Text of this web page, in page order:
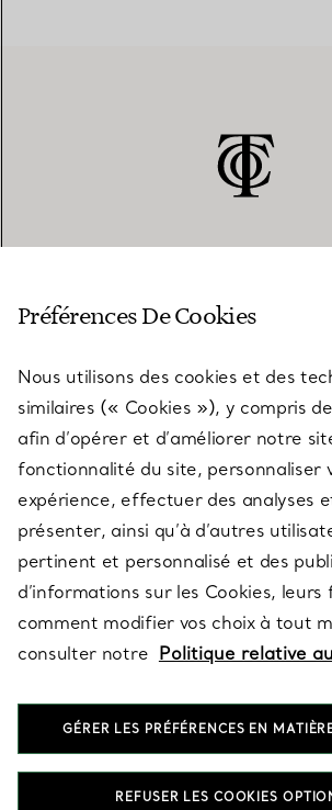
SERVICES
À PROPOS
QUESTIONS LÉGALES
SUIVEZ-NOUS
Préférences De Cookies
Nous utilisons des cookies et des
similaires (« Cookies »), y compris
afin d’opérer et d’améliorer notre
fonctionnalité du site, personnaliser
expérience, effectuer des analyses
présenter, ainsi qu’à d’autres
pertinent et personnalisé et des
d’informations sur les Cookies,
comment modifier vos choix à tout
consulter notre Politique relative
GÉRER LES PRÉFÉRENCES EN
REFUSER LES COOKIES